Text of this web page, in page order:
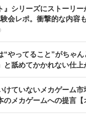
』シリーズにストーリ
会レポ。衝撃的な内容
“やってること”がちゃ
と舐めてかかれない仕上
けていないメカゲーム
のメカゲームへの提言【